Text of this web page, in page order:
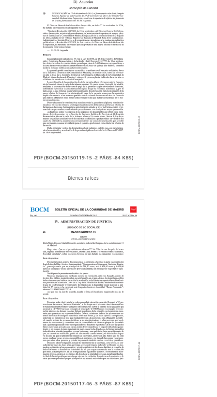
PDF (BOCM-20150119-15 -2 PÁGS -84 KBS)
Bienes raíces
PDF (BOCM-20150117-46 -3 PÁGS -87 KBS)